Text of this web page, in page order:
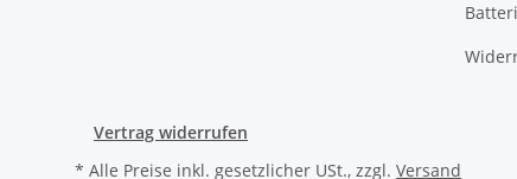
Vertrag widerrufen
* Alle Preise inkl. gesetzlicher USt., zzgl. Versand